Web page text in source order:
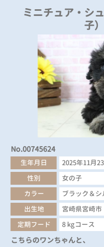
ミニチュア・シ
子
No.00745624
生年月日
2025年11月
性別
女の子
カラー
ブラック＆シ
出生地
宮崎県宮崎市
定期フード
8 kgコース
こちらのワンちゃんと、